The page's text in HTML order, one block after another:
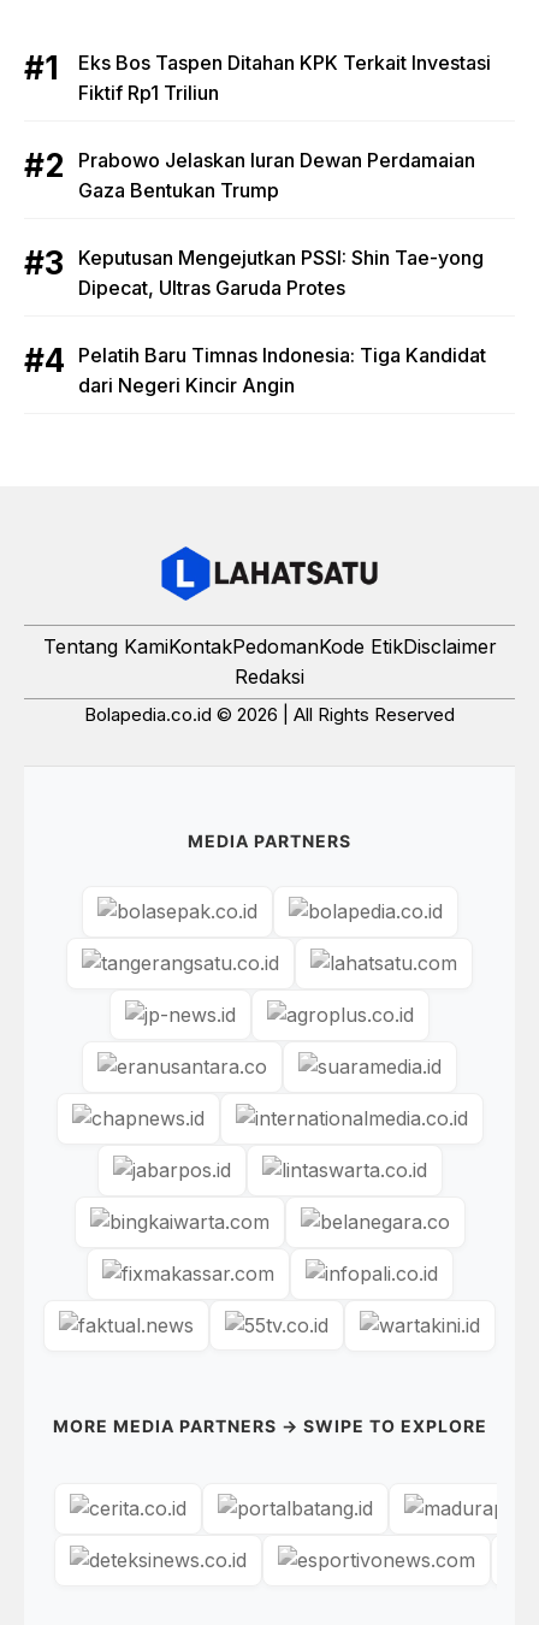
Eks Bos Taspen Ditahan KPK Terkait Investasi
Fiktif Rp1 Triliun
Prabowo Jelaskan Iuran Dewan Perdamaian
Gaza Bentukan Trump
Keputusan Mengejutkan PSSI: Shin Tae-yong
Dipecat, Ultras Garuda Protes
Pelatih Baru Timnas Indonesia: Tiga Kandidat
dari Negeri Kincir Angin
Tentang KamiKontakPedomanKode EtikDisclaimer
Redaksi
Bolapedia.co.id © 2026 | All Rights Reserved
MEDIA PARTNERS
MORE MEDIA PARTNERS → SWIPE TO EXPLORE